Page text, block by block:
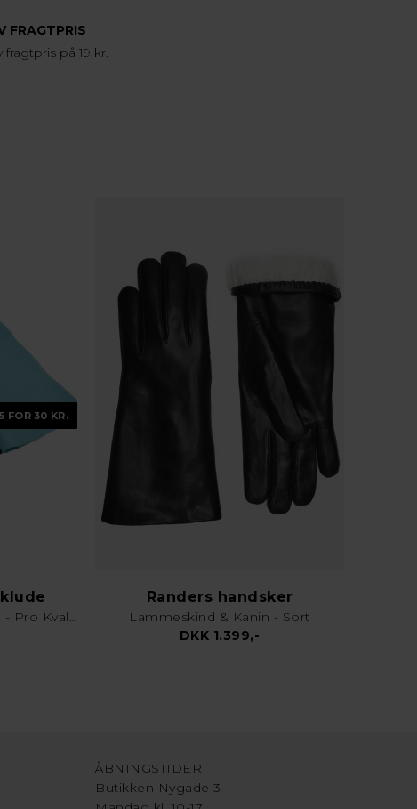
FRAGTPRIS
fragtpris på 19 kr.
5 FOR 30 KR.
Karklud & Rengøringsklud - Pro Kvalitet - Valgfri Farve
Randers handsker
Lammeskind & Kanin - Sort
DKK 1.399,-
ÅBNINGSTIDER
Butikken Nygade 3